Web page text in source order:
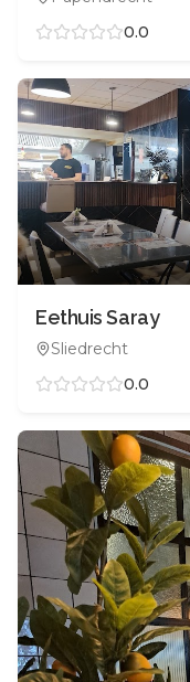
0.0
Eethuis Saray
Sliedrecht
0.0